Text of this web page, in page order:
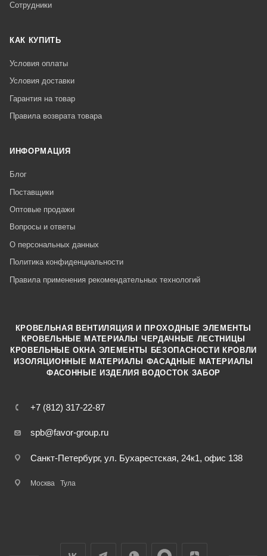
Сотрудники
КАК КУПИТЬ
Условия оплаты
Условия доставки
Гарантия на товар
Правила возврата товара
ИНФОРМАЦИЯ
Блог
Поставщики
Оптовые продажи
Вопросы и ответы
О персональных данных
Политика конфиденциальности
Правила применения рекомендательных технологий
+7 (812) 317-22-87
spb@favor-group.ru
Санкт-Петербург, ул. Бухарестская, 24к1, офис 138
Москва Тула
КРОВЕЛЬНАЯ ВЕНТИЛЯЦИЯ И ПРОХОДНЫЕ ЭЛЕМЕНТЫ
КРОВЕЛЬНЫЕ МАТЕРИАЛЫ ·ЧЕРДАЧНЫЕ ЛЕСТНИЦЫ
КРОВЕЛЬНЫЕ ОКНА ·ЭЛЕМЕНТЫ БЕЗОПАСНОСТИ КРОВЛИ
ИЗОЛЯЦИОННЫЕ МАТЕРИАЛЫ ·ФАСАДНЫЕ МАТЕРИАЛЫ
ФАСОННЫЕ ИЗДЕЛИЯ·ВОДОСТОК ·ЗАБОР